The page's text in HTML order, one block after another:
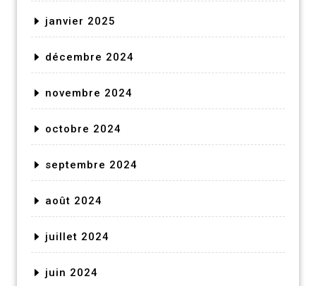
janvier 2025
décembre 2024
novembre 2024
octobre 2024
septembre 2024
août 2024
juillet 2024
juin 2024